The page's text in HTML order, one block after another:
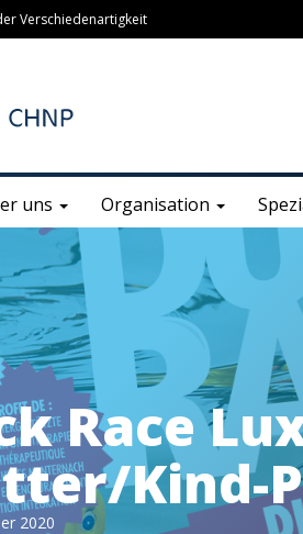
Verschiedenartigkeit
uns Organisation
Race
Kind-
2020